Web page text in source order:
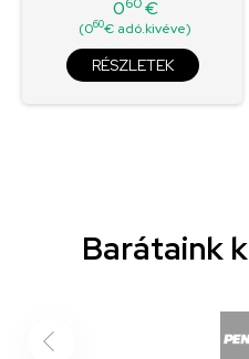
Ár
0 €
(060€ adó.kivéve)
RÉSZLETEK
Barátaink